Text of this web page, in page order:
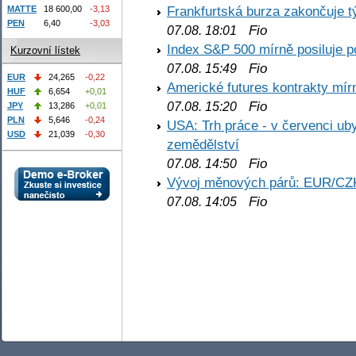
Frankfurtská burza zakončuje
07.08. 18:01
Fio
Index S&P 500 mírně posiluje
07.08. 15:49 Fio
Americké futures kontrakty
07.08. 15:20 Fio
USA: Trh práce - v červenci
zemědělství
07.08. 14:50 Fio
Vývoj měnových párů: EUR/
07.08. 14:05 Fio
MATTE
18 600,00
-3,13
PEN
6,40 -3,03
Kurzovní lístek
EUR 24,265
-0,22
HUF
6,654
+0,01
JPY
13,286
+0,01
PLN
5,646
-0,24
USD
21,039 -0,30